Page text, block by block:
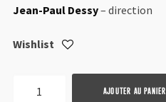
Jean-Paul Dessy– direction
Wishlist
quantité
AJOUTER AU PANIER